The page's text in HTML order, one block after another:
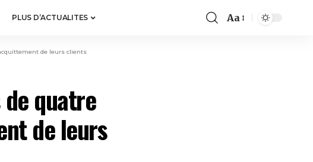
PLUS D’ACTUALITES Aa
de leurs clients
quatre
de leurs